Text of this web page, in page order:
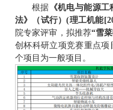
根据 《机电与能源
法》（试行）(理工机能
院专家评审，拟推荐“雪
创杯科研立项竞赛重点项
个项目为一般项目。